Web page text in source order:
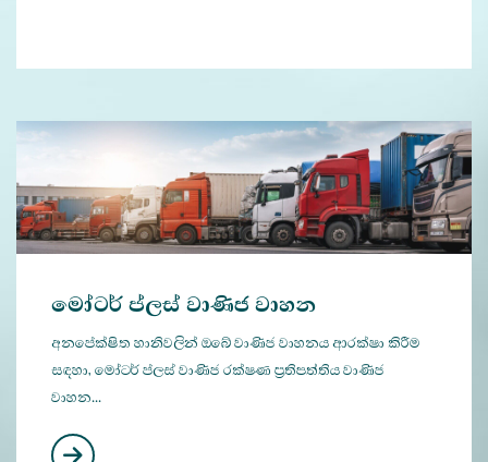
මෝටර් ප්ලස් වාණිජ වාහන
අනපේක්ෂිත හානිවලින් ඔබේ වාණිජ වාහනය ආරක්ෂා කිරීම
සඳහා, මෝටර් ප්ලස් වාණිජ රක්ෂණ ප්‍රතිපත්තිය වාණිජ
වාහන...